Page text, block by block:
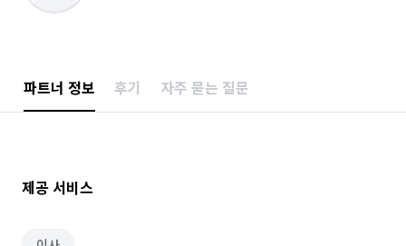
파트너 정보 후기 자주 묻는 질문
제공 서비스